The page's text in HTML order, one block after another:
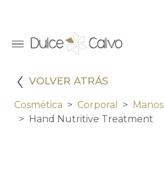
VOLVER ATRÁS
Cosmética Corporal
Manos
Hand Nutritive Treatment